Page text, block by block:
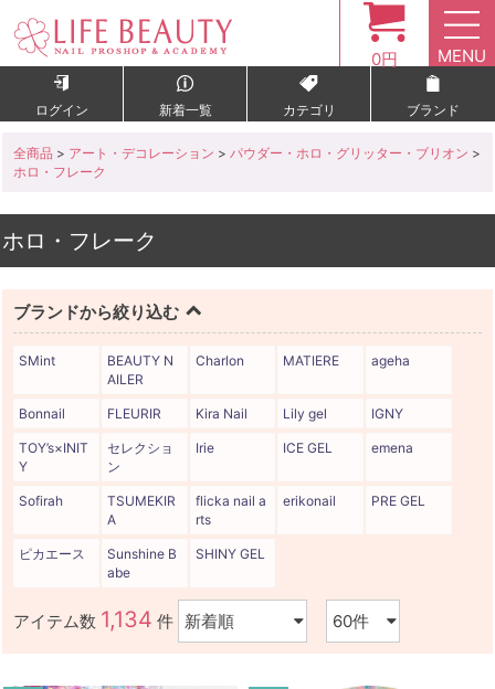
0円 MENU
ログイン 新着一覧 カテゴリ ブランド
全商品 > アート・デコレーション > パウダー・ホロ・グリッター・ブリオン >
ホロ・フレーク
ホロ・フレーク
ブランドから絞り込む
SMint
BEAUTY N
AILER
Charlon MATIERE ageha
Bonnail FLEURIR Kira Nail Lily gel IGNY
TOY’s×INIT
Y
セレクショ
ン
Irie ICE GEL emena
Sofirah
TSUMEKIR
A
flicka nail a
rts
erikonail PRE GEL
ピカエース
Sunshine B
abe
SHINY GEL
アイテム数 1,134 件